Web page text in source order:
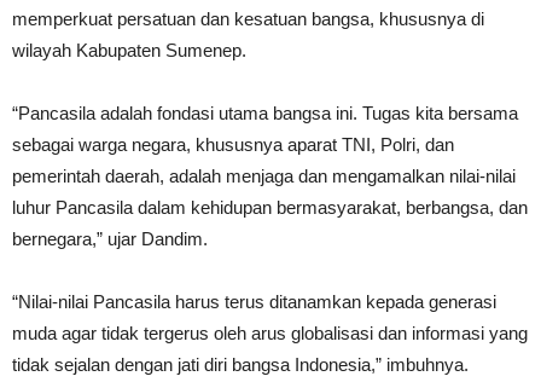
memperkuat persatuan dan kesatuan bangsa, khususnya di
wilayah Kabupaten Sumenep.
“Pancasila adalah fondasi utama bangsa ini. Tugas kita bersama
sebagai warga negara, khususnya aparat TNI, Polri, dan
pemerintah daerah, adalah menjaga dan mengamalkan nilai-nilai
luhur Pancasila dalam kehidupan bermasyarakat, berbangsa, dan
bernegara,” ujar Dandim.
“Nilai-nilai Pancasila harus terus ditanamkan kepada generasi
muda agar tidak tergerus oleh arus globalisasi dan informasi yang
tidak sejalan dengan jati diri bangsa Indonesia,” imbuhnya.